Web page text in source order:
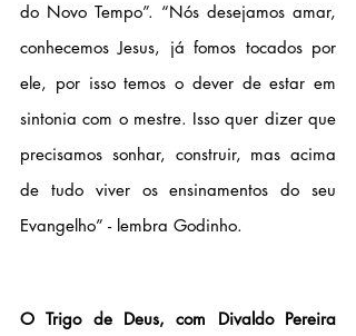
do Novo Tempo”. “Nós desejamos amar,
conhecemos Jesus, já fomos tocados por
ele, por isso temos o dever de estar em
sintonia com o mestre. Isso quer dizer que
precisamos sonhar, construir, mas acima
de tudo viver os ensinamentos do seu
Evangelho” - lembra Godinho.
O Trigo de Deus, com Divaldo Pereira